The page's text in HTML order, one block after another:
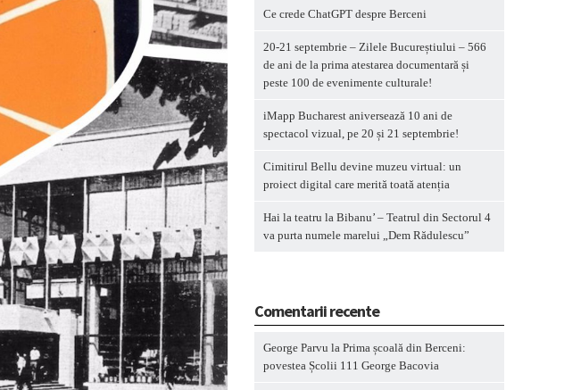
Ce crede ChatGPT despre Berceni
20-21 septembrie – Zilele Bucureștiului – 566
de ani de la prima atestarea documentară și
peste 100 de evenimente culturale!
iMapp Bucharest aniversează 10 ani de
spectacol vizual, pe 20 și 21 septembrie!
Cimitirul Bellu devine muzeu virtual: un
proiect digital care merită toată atenția
Hai la teatru la Bibanu’ – Teatrul din Sectorul 4
va purta numele marelui „Dem Rădulescu”
Comentarii recente
George Parvu la Prima școală din Berceni:
povestea Școlii 111 George Bacovia